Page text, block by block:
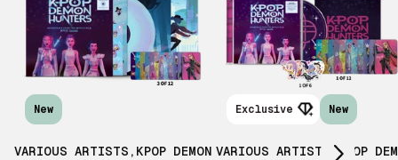
New
VARIOUS ARTISTS , KPOP DEMON
Exclusive New
VARIOUS ARTISTS ,KPOP
Scroll right